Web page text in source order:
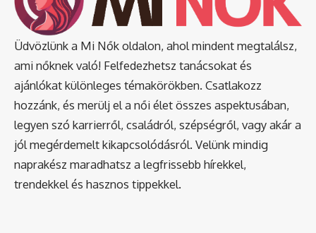
Üdvözlünk a Mi Nők oldalon, ahol mindent megtalálsz,
ami nőknek való! Felfedezhetsz tanácsokat és
ajánlókat különleges témakörökben. Csatlakozz
hozzánk, és merülj el a női élet összes aspektusában,
legyen szó karrierről, családról, szépségről, vagy akár a
jól megérdemelt kikapcsolódásról. Velünk mindig
naprakész maradhatsz a legfrissebb hírekkel,
trendekkel és hasznos tippekkel.